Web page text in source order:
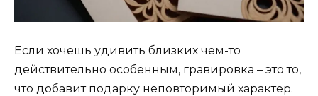
Если хочешь удивить близких чем-то
действительно особенным, гравировка – это то,
что добавит подарку неповторимый характер.